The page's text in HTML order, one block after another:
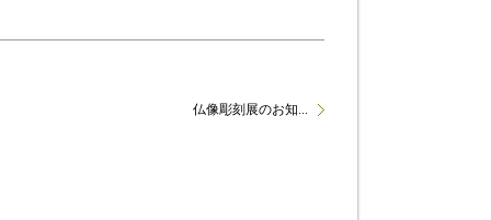
仏像彫刻展のお知...